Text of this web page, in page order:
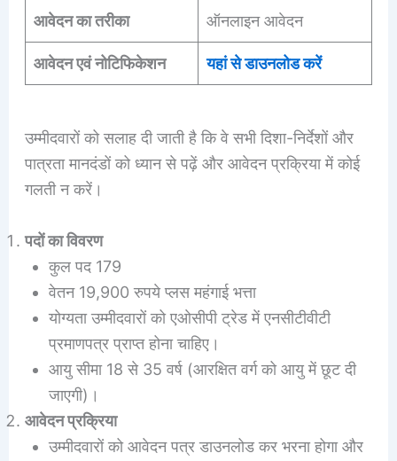
आवेदन का तरीका ऑनलाइन आवेदन
आवेदन एवं नोटिफिकेशन यहां से डाउनलोड करें
उम्मीदवारों को सलाह दी जाती है कि वे सभी दिशा-निर्देशों और
पात्रता मानदंडों को ध्यान से पढ़ें और आवेदन प्रक्रिया में कोई
गलती न करें।
पदों का विवरण
कुल पद 179
वेतन 19,900 रुपये प्लस महंगाई भत्ता
योग्यता उम्मीदवारों को एओसीपी ट्रेड में एनसीटीवीटी
प्रमाणपत्र प्राप्त होना चाहिए।
आयु सीमा 18 से 35 वर्ष (आरक्षित वर्ग को आयु में छूट दी
जाएगी)।
आवेदन प्रक्रिया
उम्मीदवारों को आवेदन पत्र डाउनलोड कर भरना होगा और